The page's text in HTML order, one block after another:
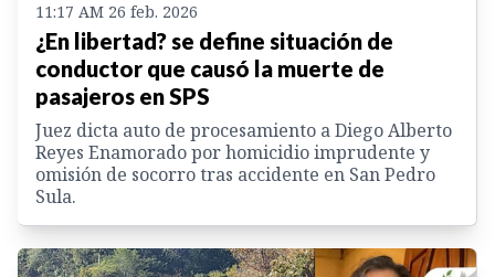
11:17 AM 26 feb. 2026
¿En libertad? se define situación de
conductor que causó la muerte de
pasajeros en SPS
Juez dicta auto de procesamiento a Diego Alberto
Reyes Enamorado por homicidio imprudente y
omisión de socorro tras accidente en San Pedro
Sula.